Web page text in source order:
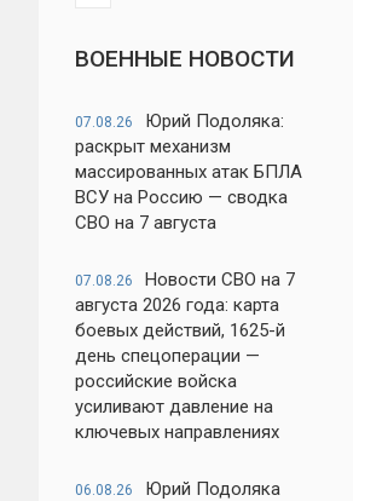
ВОЕННЫЕ НОВОСТИ
07.08.26
Юрий Подоляка:
раскрыт механизм
массированных атак БПЛА
ВСУ на Россию — сводка
СВО на 7 августа
07.08.26
Новости СВО на 7
августа 2026 года: карта
боевых действий, 1625-й
день спецоперации —
российские войска
усиливают давление на
ключевых направлениях
06.08.26
Юрий Подоляка